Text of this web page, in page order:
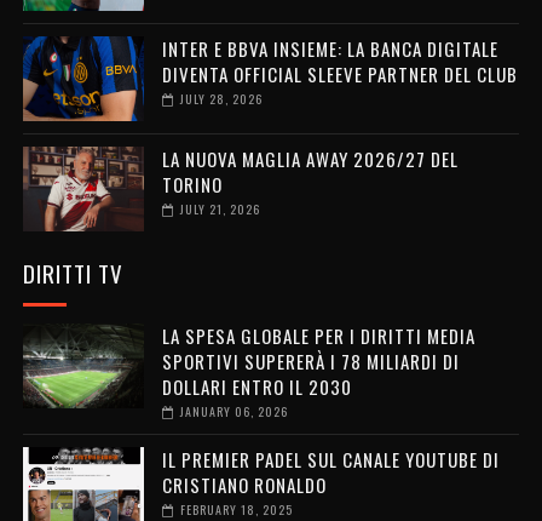
INTER E BBVA INSIEME: LA BANCA DIGITALE
DIVENTA OFFICIAL SLEEVE PARTNER DEL CLUB
JULY 28, 2026
LA NUOVA MAGLIA AWAY 2026/27 DEL
TORINO
JULY 21, 2026
DIRITTI TV
LA SPESA GLOBALE PER I DIRITTI MEDIA
SPORTIVI SUPERERÀ I 78 MILIARDI DI
DOLLARI ENTRO IL 2030
JANUARY 06, 2026
IL PREMIER PADEL SUL CANALE YOUTUBE DI
CRISTIANO RONALDO
FEBRUARY 18, 2025